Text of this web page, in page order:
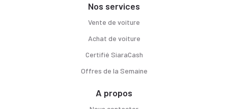
Nos services
Vente de voiture
Achat de voiture
Certifié SiaraCash
Offres de la Semaine
A propos